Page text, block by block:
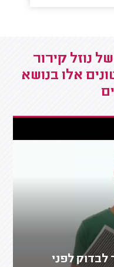
נוזל קירור
אלו בנושא
לבדוק לפני